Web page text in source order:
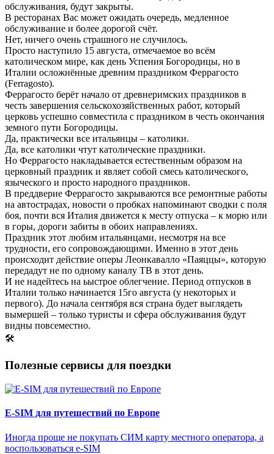
обслуживания, будут закрыты.
В ресторанах Вас может ожидать очередь, медленное
обслуживание и более дорогой счёт.
Нет, ничего очень страшного не случилось.
Просто наступило 15 августа, отмечаемое во всём
католическом мире, как день Успения Богородицы, но в
Италии осложнённые древним праздником Феррагосто
(Ferragosto).
Феррагосто берёт начало от древнеримских праздников в
честь завершения сельскохозяйственных работ, который
церковь успешно совместила с праздником в честь окончания
земного пути Богородицы.
Да, практически все итальянцы – католики.
Да, все католики чтут католические праздники.
Но Феррагосто накладывается естественным образом на
церковный праздник и являет собой смесь католического,
языческого и просто народного праздников.
В преддверие Феррагосто закрываются все ремонтные работы
на автострадах, новости о пробках напоминают сводки с поля
боя, почти вся Италия движется к месту отпуска – к морю или
в горы, дороги забиты в обоих направлениях.
Праздник этот любим итальянцами, несмотря на все
трудности, его сопровождающими. Именно в этот день
происходит действие оперы Леонкавалло «Паяццы», которую
передадут не по одному каналу ТВ в этот день.
И не надейтесь на ьыстрое облегчение. Период отпусков в
Италии только начинается 15го августа (у некоторых и
первого). До начала сентября вся страна будет выглядеть
вымершей – только туристы и сфера обслуживания будут
видны повсеместно.
🛠
Полезные сервисы для поездки
E-SIM для путешествий по Европе
Иногда проще не покупать СИМ карту местного оператора, а
воспользоваться e-SIM